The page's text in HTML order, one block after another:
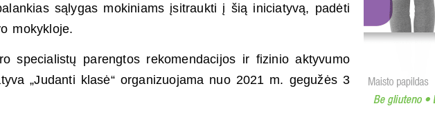
sąlygas mokiniams įsitraukti į šią iniciatyvą, padėti
mokykloje.
specialistų parengtos rekomendacijos ir fizinio aktyvumo
„Judanti klasė“ organizuojama nuo 2021 m. gegužės 3